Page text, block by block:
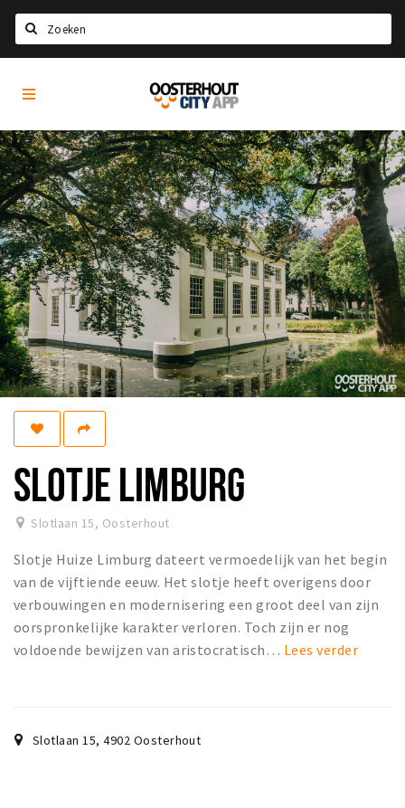
Home
Agenda
Nieuws
Eten
Drinken
Recreatief
Slapen
Winkels
Winkelgebieden
Parkeren
Koopzondagen
Bezienswaardigheden
Musea, theaters & podia
Uitjes & activiteiten
Natuurgebieden
Baroniepoorten
Inloggen
Oosterhout
City
SLOTJE LIMBURG
Slotlaan 15, Oosterhout
Slotje Huize Limburg dateert vermoedelijk van het begin
van de vijftiende eeuw. Het slotje heeft overigens door
verbouwingen en modernisering een groot deel van zijn
oorspronkelijke karakter verloren. Toch zijn er nog
voldoende bewijzen van aristocratisch… Lees verder
Slotlaan 15,4902 Oosterhout